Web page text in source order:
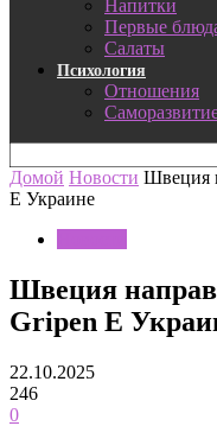
Напитки
Первые
Салаты
Психология
Отношения
Домой Новости Швеция
E Украине
Швеция
Gripen E
22.10.2025
246
0